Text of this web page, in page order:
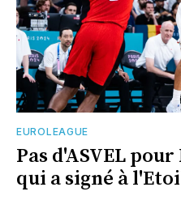
EUROLEAGUE
Pas d'ASVEL
qui a signé à